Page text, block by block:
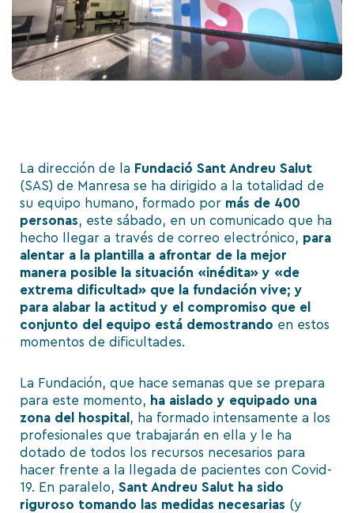
La dirección de la Fundació Sant Andreu Salut
(SAS) de Manresa se ha dirigido a la totalidad de
su equipo humano, formado por más de 400
personas, este sábado, en un comunicado que ha
hecho llegar a través de correo electrónico, para
alentar a la plantilla a afrontar de la mejor
manera posible la situación «inédita» y «de
extrema dificultad» que la fundación vive; y
para alabar la actitud y el compromiso que el
conjunto del equipo está demostrando en estos
momentos de dificultades.
La Fundación, que hace semanas que se prepara
para este momento, ha aislado y equipado una
zona del hospital , ha formado intensamente a los
profesionales que trabajarán en ella y le ha
dotado de todos los recursos necesarios para
hacer frente a la llegada de pacientes con Covid-
19. En paralelo, Sant Andreu Salut ha sido
riguroso tomando las medidas necesarias (y